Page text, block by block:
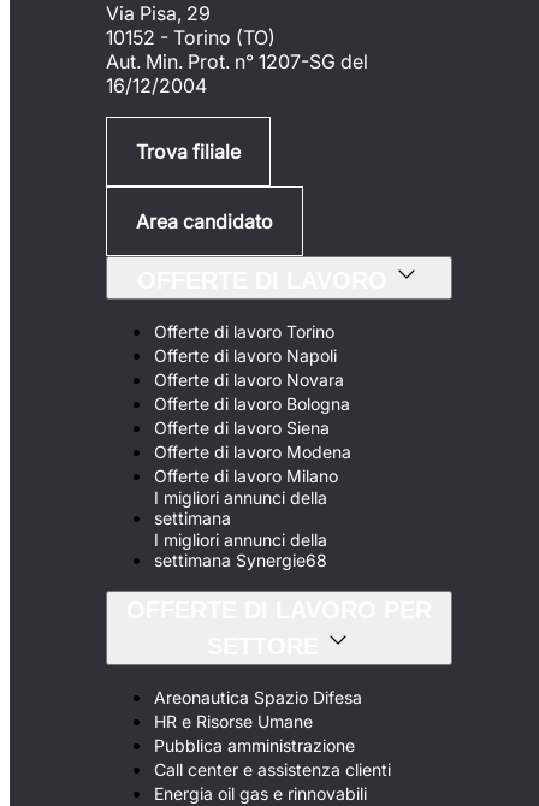
Via Pisa, 29
10152 - Torino (TO)
Aut. Min. Prot. n° 1207-SG del
16/12/2004
Trova filiale
Area candidato
Offerte di lavoro Torino
Offerte di lavoro Napoli
Offerte di lavoro Novara
Offerte di lavoro Bologna
Offerte di lavoro Siena
Offerte di lavoro Modena
Offerte di lavoro Milano
I migliori annunci della
settimana
I migliori annunci della
settimana Synergie68
Areonautica Spazio Difesa
HR e Risorse Umane
Pubblica amministrazione
Call center e assistenza clienti
Energia oil gas e rinnovabili